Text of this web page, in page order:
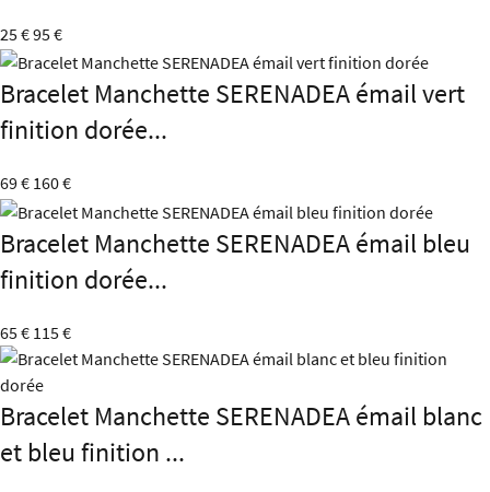
25 €95 €
Bracelet Manchette SERENADEA émail vert
finition dorée...
69 € 160 €
Bracelet Manchette SERENADEA émail bleu
finition dorée...
65 € 115 €
Bracelet Manchette SERENADEA émail blanc
et bleu finition ...